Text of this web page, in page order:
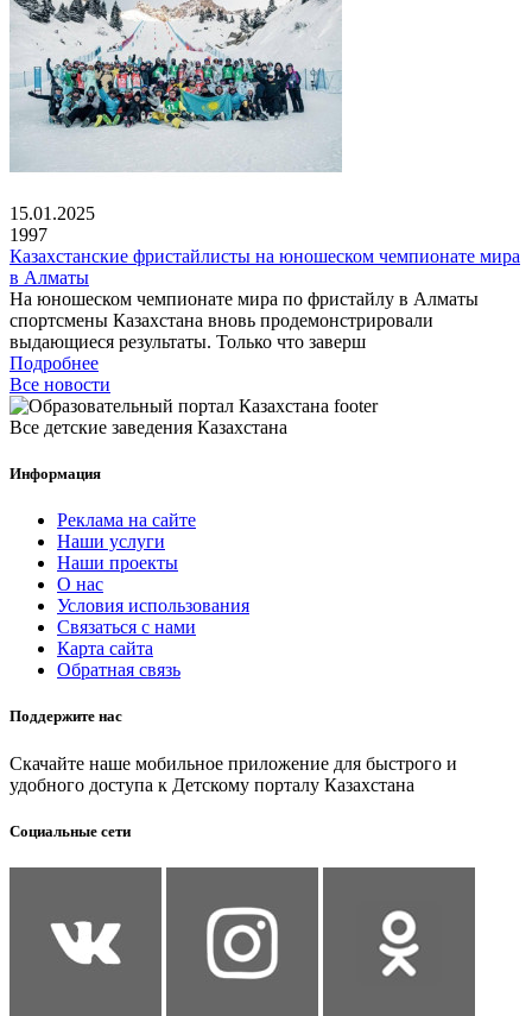
15.01.2025
1997
Казахстанские фристайлисты на юношеском чемпионате мира
в Алматы
На юношеском чемпионате мира по фристайлу в Алматы
спортсмены Казахстана вновь продемонстрировали
выдающиеся результаты. Только что заверш
Подробнее
Все новости
Все детские заведения Казахстана
Информация
Реклама на сайте
Наши услуги
Наши проекты
О нас
Условия использования
Связаться с нами
Карта сайта
Обратная связь
Поддержите нас
Скачайте наше мобильное приложение для быстрого и
удобного доступа к Детскому порталу Казахстана
Социальные сети